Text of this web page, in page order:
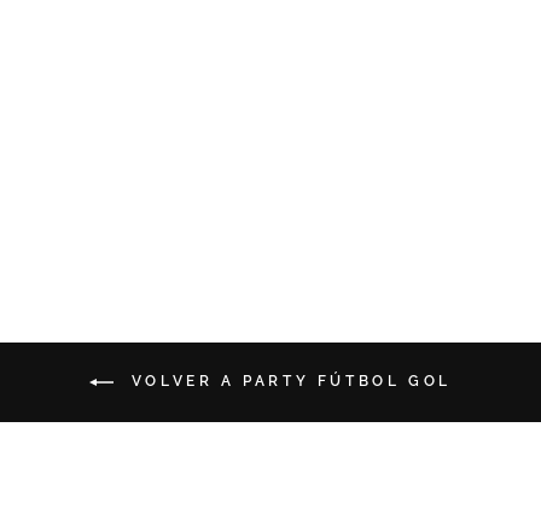
VOLVER A PARTY FÚTBOL GOL